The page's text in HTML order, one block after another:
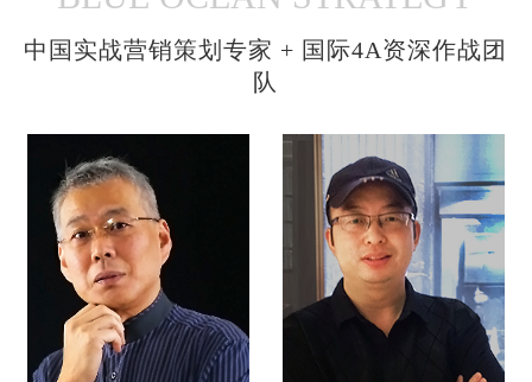
中国实战营销策划专家 + 国际4A资深作战团
队